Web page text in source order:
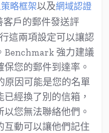
略框架以及網域認證
戶的郵件發送評
這兩項設定可以讓認
Benchmark 強力建議
您的郵件到達率。
原因可能是您的名單
經換了別的信箱，
您無法聯絡他們。
互動可以讓他們記住